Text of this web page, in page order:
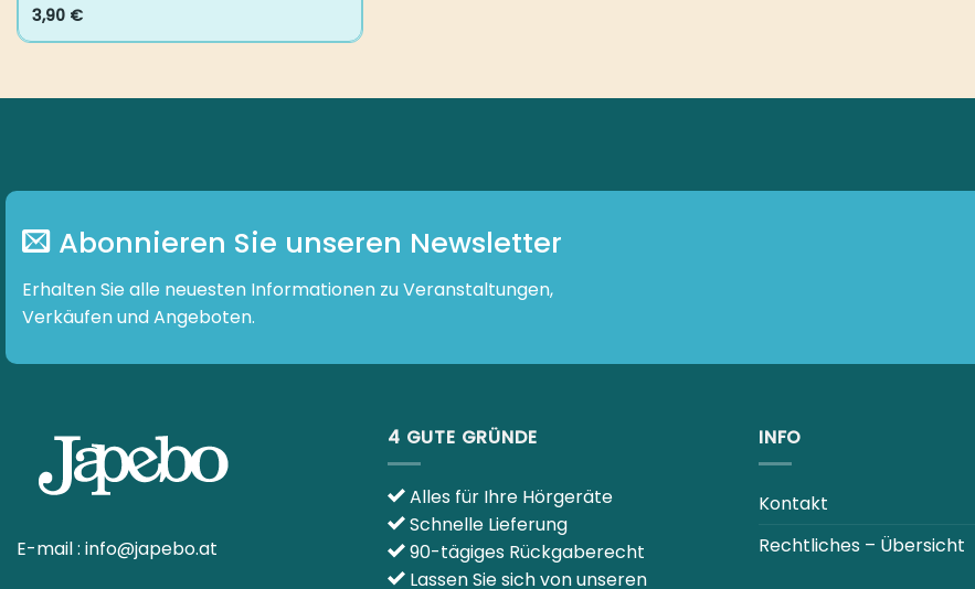
3,90 €
Abonnieren Sie unseren Newsletter
Erhalten Sie alle neuesten Informationen zu Veranstaltungen,
Verkäufen und Angeboten.
E-mail : info@japebo.at
4 GUTE GRÜNDE
Alles für Ihre Hörgeräte
Schnelle Lieferung
90-tägiges Rückgaberecht
Lassen Sie sich von unseren
INFO
Kontakt
Rechtliches – Übersicht